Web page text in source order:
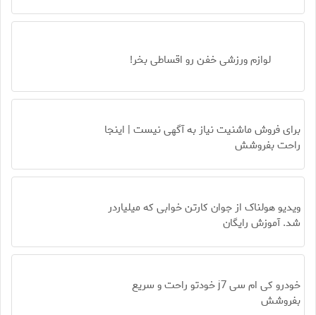
لوازم ورزشی خفن رو اقساطی بخر!
برای فروش ماشنیت نیاز به آگهی نیست | اینجا
راحت بفروشش
ویدیو هولناک از جوان کارتن خوابی که میلیاردر
شد. آموزش رایگان
خودرو کی ام سی j7 خودتو راحت و سریع
بفروشش